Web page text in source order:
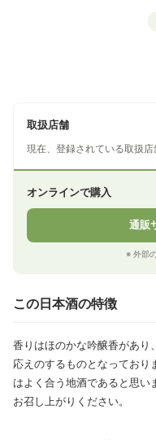
取扱店舗
現在、登録されている取扱店
オンラインで購入
通販
※ 外部
この日本酒の特徴
香りはほのかな吟醸香があり
応えのするものとなっており
はよく合う地酒であると思い
お召し上がりください。